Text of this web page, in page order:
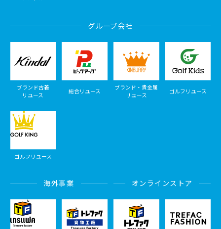
グループ会社
ブランド古着
リユース
総合リユース
ブランド・貴金属
リユース
ゴルフリユース
ゴルフリユース
海外事業 オンラインストア